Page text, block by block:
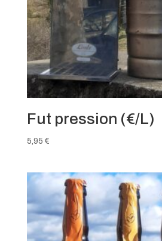
Fut pression (€/L)
5,95 €